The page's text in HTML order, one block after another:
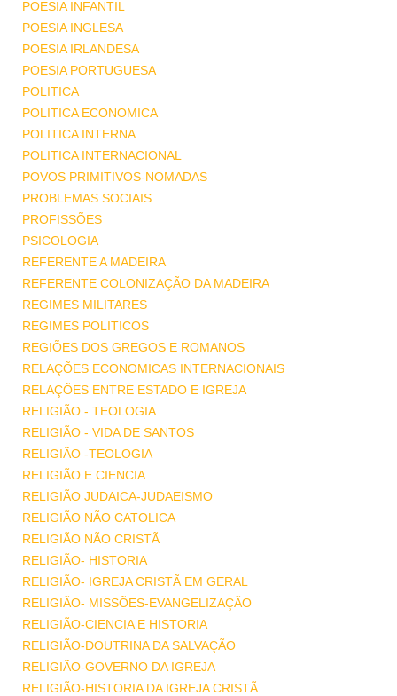
POESIA INFANTIL
POESIA INGLESA
POESIA IRLANDESA
POESIA PORTUGUESA
POLITICA
POLITICA ECONOMICA
POLITICA INTERNA
POLITICA INTERNACIONAL
POVOS PRIMITIVOS-NOMADAS
PROBLEMAS SOCIAIS
PROFISSÕES
PSICOLOGIA
REFERENTE A MADEIRA
REFERENTE COLONIZAÇÃO DA MADEIRA
REGIMES MILITARES
REGIMES POLITICOS
REGIÕES DOS GREGOS E ROMANOS
RELAÇÕES ECONOMICAS INTERNACIONAIS
RELAÇÕES ENTRE ESTADO E IGREJA
RELIGIÃO - TEOLOGIA
RELIGIÃO - VIDA DE SANTOS
RELIGIÃO -TEOLOGIA
RELIGIÃO E CIENCIA
RELIGIÃO JUDAICA-JUDAEISMO
RELIGIÃO NÃO CATOLICA
RELIGIÃO NÃO CRISTÃ
RELIGIÃO- HISTORIA
RELIGIÃO- IGREJA CRISTÃ EM GERAL
RELIGIÃO- MISSÕES-EVANGELIZAÇÃO
RELIGIÃO-CIENCIA E HISTORIA
RELIGIÃO-DOUTRINA DA SALVAÇÃO
RELIGIÃO-GOVERNO DA IGREJA
RELIGIÃO-HISTORIA DA IGREJA CRISTÃ